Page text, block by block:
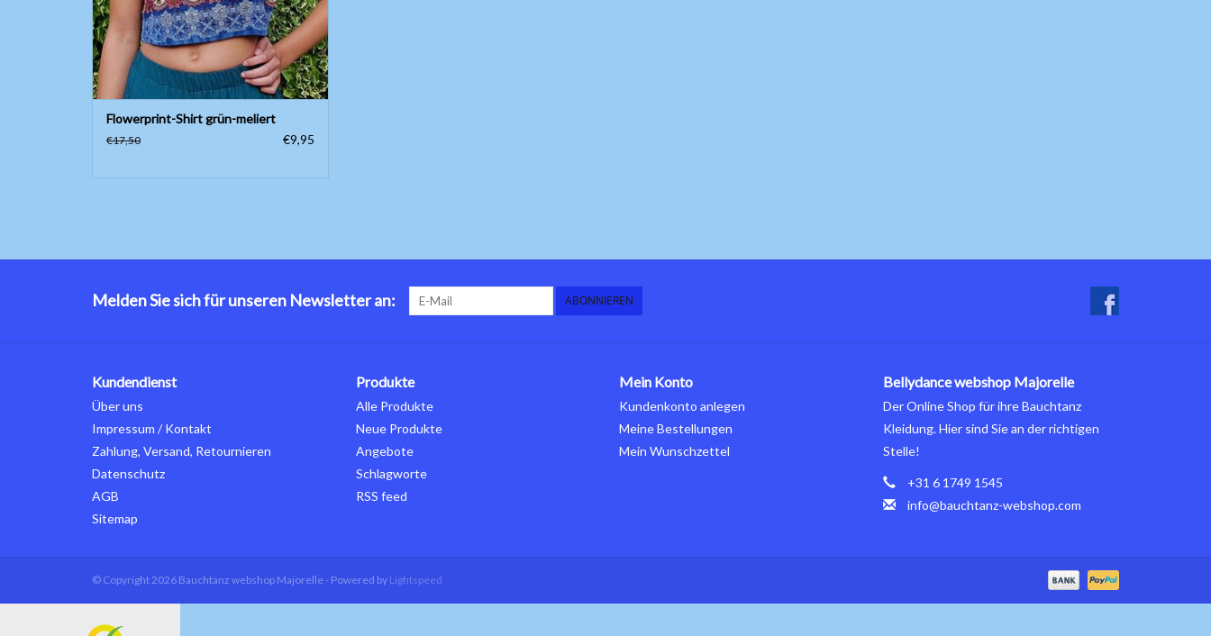
Flowerprint-Shirt grün-meliert
€17,50 €9,95
Melden Sie sich für unseren Newsletter an: ABONNIEREN
Kundendienst
Über uns
Impressum / Kontakt
Zahlung, Versand, Retournieren
Datenschutz
AGB
Sitemap
Produkte
Alle Produkte
Neue Produkte
Angebote
Schlagworte
RSS feed
Mein Konto
Kundenkonto anlegen
Meine Bestellungen
Mein Wunschzettel
Bellydance webshop Majorelle
Der Online Shop für ihre Bauchtanz
Kleidung. Hier sind Sie an der richtigen
Stelle!
+31 6 1749 1545
info@bauchtanz-webshop.com
© Copyright 2026 Bauchtanz webshop Majorelle - Powered by Lightspeed